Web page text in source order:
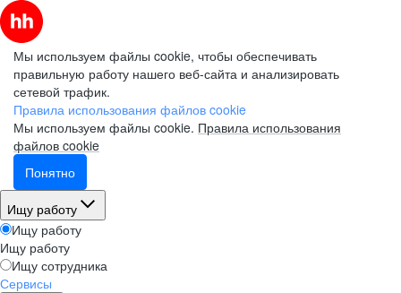
Мы используем файлы cookie, чтобы обеспечивать
правильную работу нашего веб-сайта и анализировать
сетевой трафик.
Правила использования файлов cookie
Мы используем файлы cookie. Правила использования
файлов cookie
Понятно
Ищу работу
Ищу работу
Ищу работу
Ищу сотрудника
Сервисы